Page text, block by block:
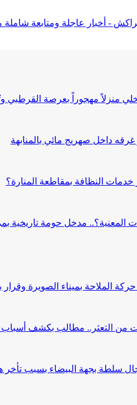
مراكش - أخبار عاجلة ومتابعة
منزلاً مهجوراً بعرصة القرطبي
داخل صهريج مائي بالمنابهة
النظافة بمقاطعة المنارة؟
المعنية؟.. مدخل حومة تاريخية
الملاحة بميناء الصويرة وقرار
من التعثر.. مطالب بكشف
سلطة بجهة البيضاء بسبب تأخر